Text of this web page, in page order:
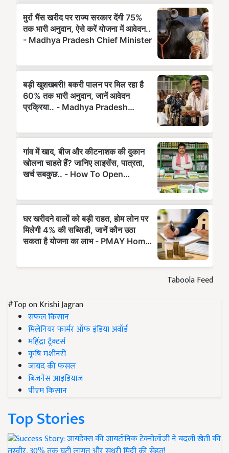
Taboola Feed
#Top on Krishi Jagran
सफल किसान
मिलेनियर फार्मर ऑफ इंडिया अवॉर्ड
महिंद्रा ट्रैक्टर्स
कृषि मशीनरी
जायद की फसल
बिज़नेस आइडियाज
पीएम किसान
Top Stories